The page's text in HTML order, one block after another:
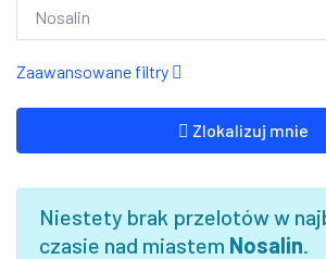
Zaawansowane filtry
Zlokalizuj mnie
Niestety brak przelotów w
czasie nad miastem Nosalin.